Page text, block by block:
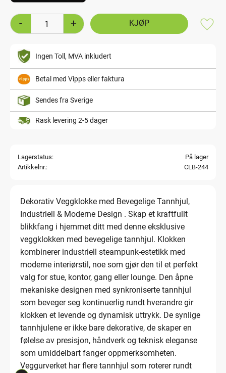
+
-
Ingen Toll, MVA inkludert
Betal med Vipps eller faktura
Sendes fra Sverige
Rask levering 2-5 dager
Lagerstatus
På lager
Artikkelnr.
CLB-244
Dekorativ Veggklokke med Bevegelige Tannhjul,
Industriell & Moderne Design . Skap et kraftfullt
blikkfang i hjemmet ditt med denne eksklusive
veggklokken med bevegelige tannhjul. Klokken
kombinerer industriell steampunk-estetikk med
moderne interiørstil, noe som gjør den til et perfekt
valg for stue, kontor, gang eller lounge. Den åpne
mekaniske designen med synkroniserte tannhjul
som beveger seg kontinuerlig rundt hverandre gir
klokken et levende og dynamisk uttrykk. De synlige
tannhjulene er ikke bare dekorative, de skaper en
følelse av presisjon, håndverk og teknisk eleganse
som umiddelbart fanger oppmerksomheten.
Veggurverket har flere tannhjul som roterer rundt